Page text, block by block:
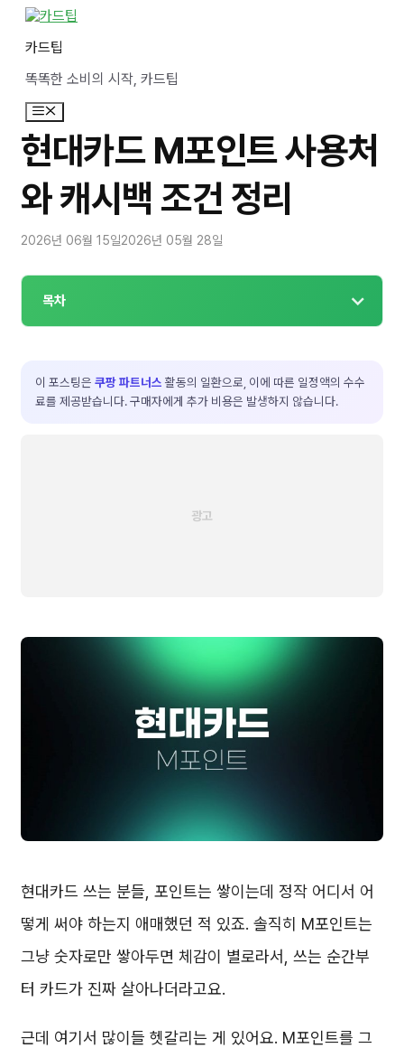
카드팁
똑똑한 소비의 시작, 카드팁
메
뉴
현대카드 M포인트 사용처
와 캐시백 조건 정리
2026년 06월 15일2026년 05월 28일
목차
이 포스팅은 쿠팡 파트너스 활동의 일환으로, 이에 따른 일정액의 수수
료를 제공받습니다. 구매자에게 추가 비용은 발생하지 않습니다.
현대카드 쓰는 분들, 포인트는 쌓이는데 정작 어디서 어
떻게 써야 하는지 애매했던 적 있죠. 솔직히 M포인트는
그냥 숫자로만 쌓아두면 체감이 별로라서, 쓰는 순간부
터 카드가 진짜 살아나더라고요.
근데 여기서 많이들 헷갈리는 게 있어요. M포인트를 그